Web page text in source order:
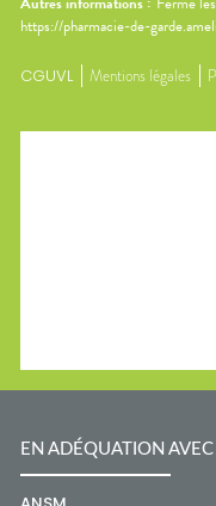
https://pharmacie-de-
CGUVL Mentions légales
EN ADÉQUATION AVEC